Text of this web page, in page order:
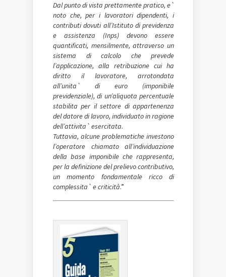
Dal punto di vista prettamente pratico, e`
noto che, per i lavoratori dipendenti, i
contributi dovuti all’Istituto di previdenza
e assistenza (Inps) devono essere
quantificati, mensilmente, attraverso un
sistema di calcolo che prevede
l’applicazione, alla retribuzione cui ha
diritto il lavoratore, arrotondata
all’unita` di euro (imponibile
previdenziale), di un’aliquota percentuale
stabilita per il settore di appartenenza
del datore di lavoro, individuato in ragione
dell’attivita` esercitata.
Tuttavia, alcune problematiche investono
l’operatore chiamato all’individuazione
della base imponibile che rappresenta,
per la definizione del prelievo contributivo,
un momento fondamentale ricco di
complessita` e criticità.”